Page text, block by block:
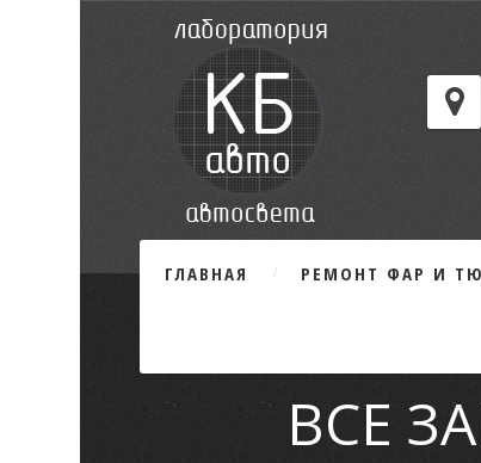
ГЛАВНАЯ РЕМОНТ ФАР И
ВСЕ